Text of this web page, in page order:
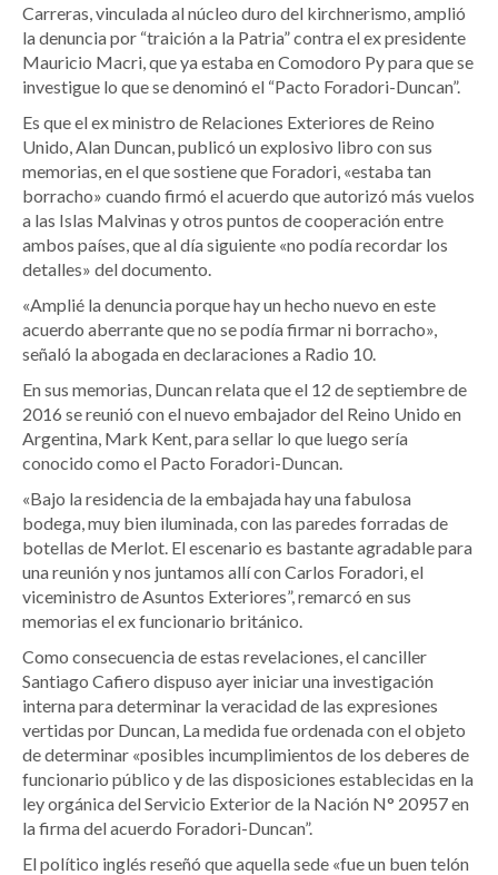
Carreras, vinculada al núcleo duro del kirchnerismo, amplió
la denuncia por “traición a la Patria” contra el ex presidente
Mauricio Macri, que ya estaba en Comodoro Py para que se
investigue lo que se denominó el “Pacto Foradori-Duncan”.
Es que el ex ministro de Relaciones Exteriores de Reino
Unido, Alan Duncan, publicó un explosivo libro con sus
memorias, en el que sostiene que Foradori, «estaba tan
borracho» cuando firmó el acuerdo que autorizó más vuelos
a las Islas Malvinas y otros puntos de cooperación entre
ambos países, que al día siguiente «no podía recordar los
detalles» del documento.
«Amplié la denuncia porque hay un hecho nuevo en este
acuerdo aberrante que no se podía firmar ni borracho»,
señaló la abogada en declaraciones a Radio 10.
En sus memorias, Duncan relata que el 12 de septiembre de
2016 se reunió con el nuevo embajador del Reino Unido en
Argentina, Mark Kent, para sellar lo que luego sería
conocido como el Pacto Foradori-Duncan.
«Bajo la residencia de la embajada hay una fabulosa
bodega, muy bien iluminada, con las paredes forradas de
botellas de Merlot. El escenario es bastante agradable para
una reunión y nos juntamos allí con Carlos Foradori, el
viceministro de Asuntos Exteriores”, remarcó en sus
memorias el ex funcionario británico.
Como consecuencia de estas revelaciones, el canciller
Santiago Cafiero dispuso ayer iniciar una investigación
interna para determinar la veracidad de las expresiones
vertidas por Duncan, La medida fue ordenada con el objeto
de determinar «posibles incumplimientos de los deberes de
funcionario público y de las disposiciones establecidas en la
ley orgánica del Servicio Exterior de la Nación N° 20957 en
la firma del acuerdo Foradori-Duncan”.
El político inglés reseñó que aquella sede «fue un buen telón